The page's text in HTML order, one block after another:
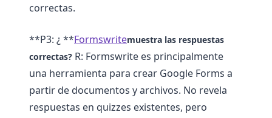
correctas.
**P3: ¿ **Formswritemuestra las respuestas
correctas? R: Formswrite es principalmente
una herramienta para crear Google Forms a
partir de documentos y archivos. No revela
respuestas en quizzes existentes, pero